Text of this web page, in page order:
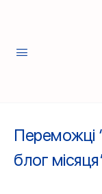
Переможці
блог